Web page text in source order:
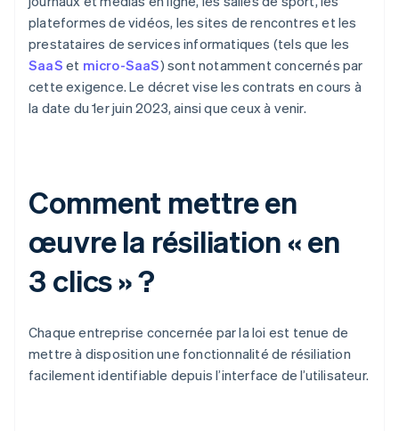
plateformes de vidéos, les sites de rencontres et les
prestataires de services informatiques (tels que les
SaaS et micro-SaaS) sont notamment concernés par
cette exigence. Le décret vise les contrats en cours à
la date du 1er juin 2023, ainsi que ceux à venir.
Comment mettre en
œuvre la résiliation « en
3 clics » ?
Chaque entreprise concernée par la loi est tenue de
mettre à disposition une fonctionnalité de résiliation
facilement identifiable depuis l’interface de l’utilisateur.